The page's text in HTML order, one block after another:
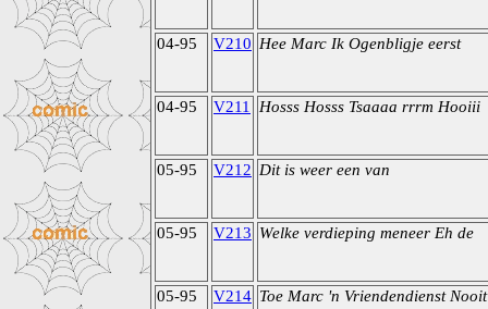
04-95 V210 Hee Marc Ik Ogenbligje eerst
04-95 V211 Hosss Hosss Tsaaaa rrrm Hooiii
05-95 V212 Dit is weer een van
05-95 V213 Welke verdieping meneer Eh de
05-95 V214 Toe Marc 'n Vriendendienst